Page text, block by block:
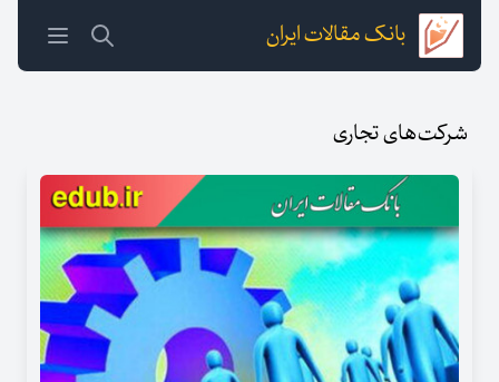
بانک مقالات ایران
شرکت‌های تجاری